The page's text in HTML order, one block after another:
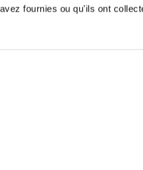
fournies ou qu'ils ont